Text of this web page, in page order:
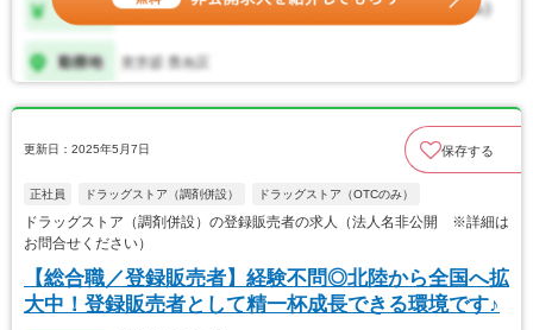
更新日：2025年5月7日 保存する
正社員 ドラッグストア（調剤併設） ドラッグストア（OTCのみ）
ドラッグストア（調剤併設）の登録販売者の求人（法人名非公開 ※詳細は
お問合せください）
【総合職／登録販売者】経験不問◎北陸から全国へ拡
大中！登録販売者として精一杯成長できる環境です♪